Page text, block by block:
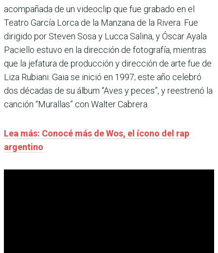
acompañada de un videoclip que fue grabado en el
Teatro García Lorca de la Manzana de la Rivera. Fue
dirigido por Steven Sosa y Lucca Salina, y Óscar Ayala
Paciello estuvo en la dirección de fotografía, mientras
que la jefatura de producción y dirección de arte fue de
Liza Rubiani. Gaia se inició en 1997; este año celebró
dos décadas de su álbum “Aves y peces”, y reestrenó la
canción “Murallas” con Walter Cabrera.
Lea más: Conocé más de Wos, el ícono del rap
argentino